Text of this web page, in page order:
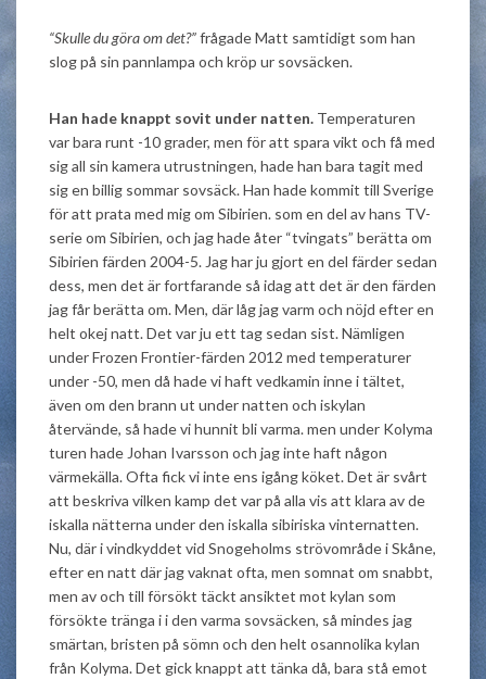
“Skulle du göra om det?”frågade Matt samtidigt som han
slog på sin pannlampa och kröp ur sovsäcken.
Han hade knappt sovit under natten. Temperaturen
var bara runt -10 grader, men för att spara vikt och få med
sig all sin kamera utrustningen, hade han bara tagit med
sig en billig sommar sovsäck. Han hade kommit till Sverige
för att prata med mig om Sibirien. som en del av hans TV-
serie om Sibirien, och jag hade åter “tvingats” berätta om
Sibirien färden 2004-5. Jag har ju gjort en del färder sedan
dess, men det är fortfarande så idag att det är den färden
jag får berätta om. Men, där låg jag varm och nöjd efter en
helt okej natt. Det var ju ett tag sedan sist. Nämligen
under Frozen Frontier-färden 2012 med temperaturer
under -50, men då hade vi haft vedkamin inne i tältet,
även om den brann ut under natten och iskylan
återvände, så hade vi hunnit bli varma. men under Kolyma
turen hade Johan Ivarsson och jag inte haft någon
värmekälla. Ofta fick vi inte ens igång köket. Det är svårt
att beskriva vilken kamp det var på alla vis att klara av de
iskalla nätterna under den iskalla sibiriska vinternatten.
Nu, där i vindkyddet vid Snogeholms strövområde i Skåne,
efter en natt där jag vaknat ofta, men somnat om snabbt,
men av och till försökt täckt ansiktet mot kylan som
försökte tränga i i den varma sovsäcken, så mindes jag
smärtan, bristen på sömn och den helt osannolika kylan
från Kolyma. Det gick knappt att tänka då, bara stå emot